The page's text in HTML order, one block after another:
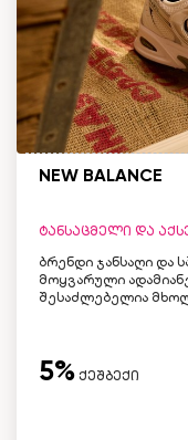
NEW BALANCE
ტანსაცმელი და
ბრენდი ჯანსაღი და
მოყვარული
შესაძლებელია
5% ქეშბექი